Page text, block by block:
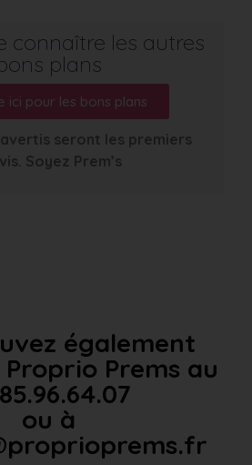
connaître les autres
plans
ici pour les bons plans
seront les premiers
Soyez Prem’s
également
Prems au
ou à